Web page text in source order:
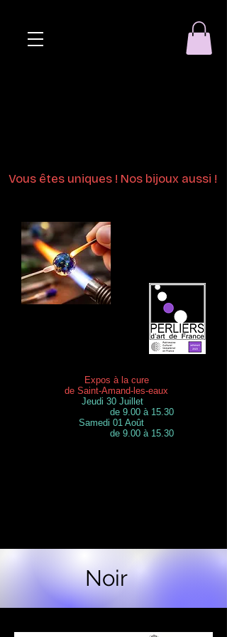
Expos à la cure
de Saint-Amand-les-eaux
Jeudi 30 Juillet
de 9.00 à 15.30
Samedi 01 Août
de 9.00 à 15.30
Vous êtes uniques ! Nos bijoux aussi !
Noir